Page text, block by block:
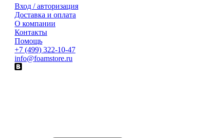
Вход / авторизация
Доставка и оплата
О компании
Контакты
Помощь
+7 (499) 322-10-47
info@foamstore.ru